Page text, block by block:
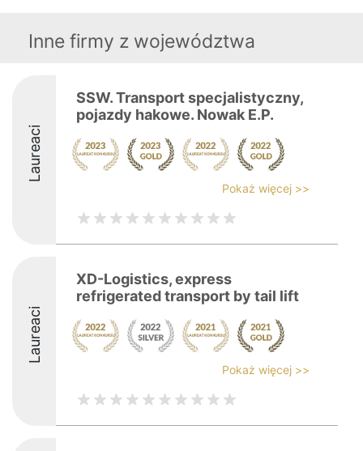
Inne firmy z województwa
Laureaci
SSW. Transport specjalistyczny,
pojazdy hakowe. Nowak E.P.
Pokaż więcej >>
Laureaci
XD-Logistics, express
refrigerated transport by tail lift
Pokaż więcej >>